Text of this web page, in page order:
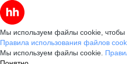
Мы используем файлы cookie, чтобы
Правила использования файлов
Мы используем файлы cookie.